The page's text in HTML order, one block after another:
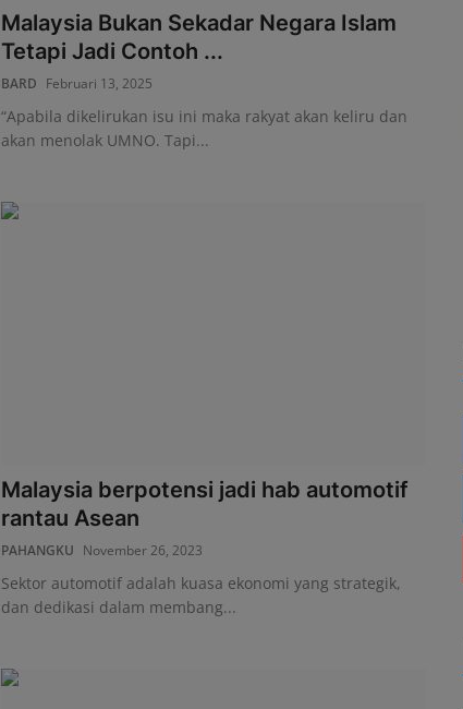
Malaysia Bukan Sekadar Negara Islam
Tetapi Jadi Contoh ...
BARD Februari 13, 2025
“Apabila dikelirukan isu ini maka rakyat akan keliru dan
akan menolak UMNO. Tapi...
Malaysia berpotensi jadi hab automotif
rantau Asean
PAHANGKU November 26, 2023
Sektor automotif adalah kuasa ekonomi yang strategik,
dan dedikasi dalam membang...